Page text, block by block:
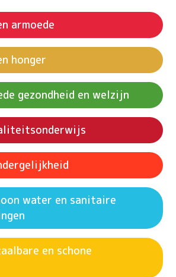
armoede
honger
gezondheid en welzijn
water en sanitaire
en schone